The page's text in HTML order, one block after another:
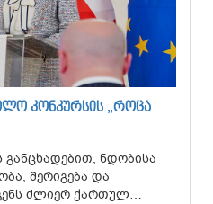
ᲙᲝᲜᲙᲣᲠᲡᲘᲡ „ᲠᲝᲪᲐ
ნდობისა
შერიგება და
ძლიერ ქართულ…